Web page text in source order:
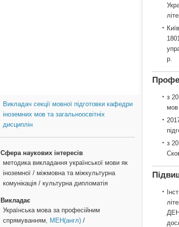
Викладач секції мовної підготовки кафедри
іноземних мов та загальноосвітніх
дисциплін
Сфера наукових інтересів
методика викладання української мови як
іноземної / міжмовна та міжкультурна
комунікація / культурна дипломатія
Викладає
Українська мова за професійним
спрямуванням, МЕН(англ) /
р.
з
мов
з